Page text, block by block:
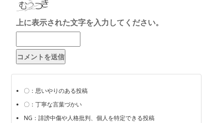
上に表示された文字を入力してください。
〇：思いやりのある投稿
〇：丁寧な言葉づかい
NG：誹謗中傷や人格批判、個人を特定できる投稿